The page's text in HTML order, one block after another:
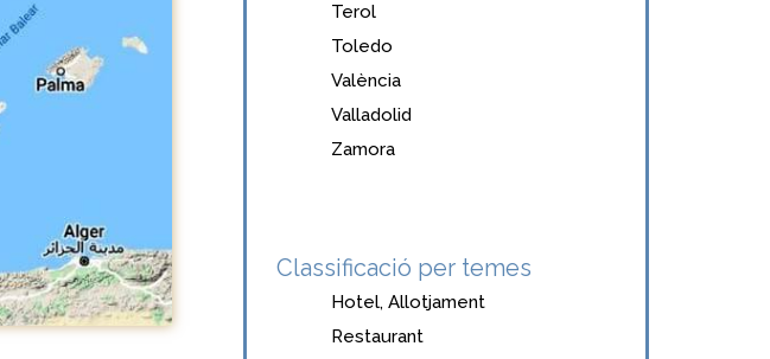
Terol
Toledo
València
Valladolid
Zamora
Classificació per temes
Hotel, Allotjament
Restaurant